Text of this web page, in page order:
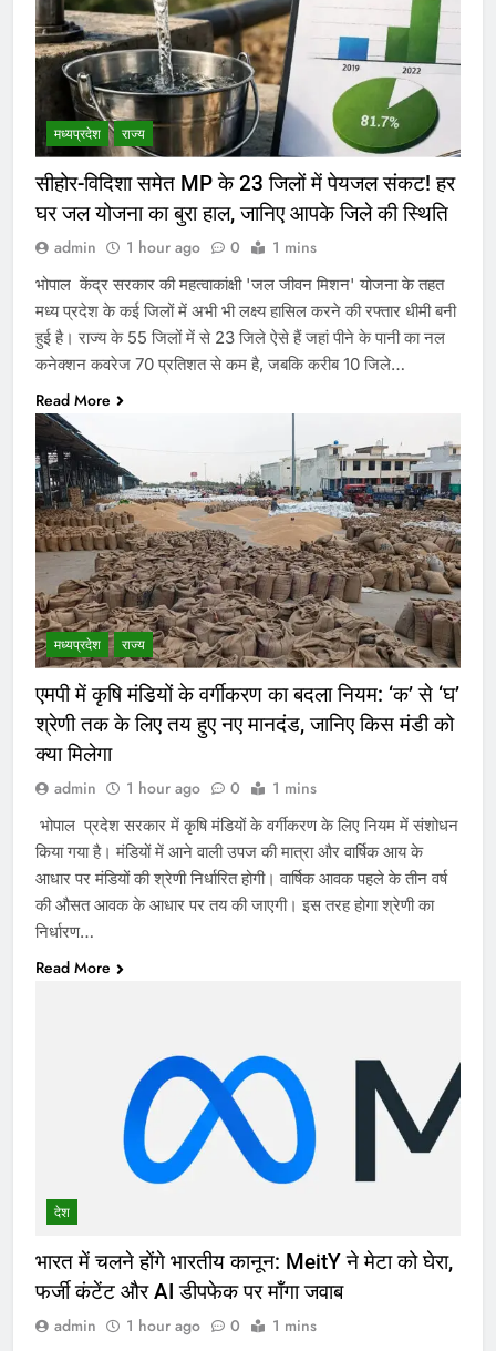
मध्‍यप्रदेश राज्य
सीहोर-विदिशा समेत MP के 23 जिलों में पेयजल संकट! हर
घर जल योजना का बुरा हाल, जानिए आपके जिले की स्थिति
admin 1 hour ago 0 1 mins
भोपाल केंद्र सरकार की महत्वाकांक्षी 'जल जीवन मिशन' योजना के तहत
मध्य प्रदेश के कई जिलों में अभी भी लक्ष्य हासिल करने की रफ्तार धीमी बनी
हुई है। राज्य के 55 जिलों में से 23 जिले ऐसे हैं जहां पीने के पानी का नल
कनेक्शन कवरेज 70 प्रतिशत से कम है, जबकि करीब 10 जिले…
Read More
मध्‍यप्रदेश राज्य
एमपी में कृषि मंडियों के वर्गीकरण का बदला नियम: ‘क’ से ‘घ’
श्रेणी तक के लिए तय हुए नए मानदंड, जानिए किस मंडी को
क्या मिलेगा
admin 1 hour ago 0 1 mins
भोपाल प्रदेश सरकार में कृषि मंडियों के वर्गीकरण के लिए नियम में संशोधन
किया गया है। मंडियों में आने वाली उपज की मात्रा और वार्षिक आय के
आधार पर मंडियों की श्रेणी निर्धारित होगी। वार्षिक आवक पहले के तीन वर्ष
की औसत आवक के आधार पर तय की जाएगी। इस तरह होगा श्रेणी का
निर्धारण…
Read More
देश
भारत में चलने होंगे भारतीय कानून: MeitY ने मेटा को घेरा,
फर्जी कंटेंट और AI डीपफेक पर माँगा जवाब
admin 1 hour ago 0 1 mins